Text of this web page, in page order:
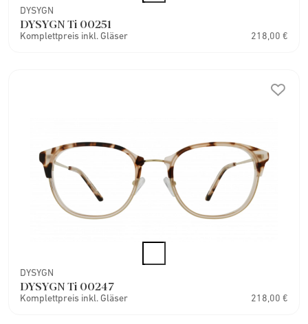
DYSYGN
DYSYGN Ti 00251
Komplettpreis inkl. Gläser 218,00 €
DYSYGN
DYSYGN Ti 00247
Komplettpreis inkl. Gläser 218,00 €